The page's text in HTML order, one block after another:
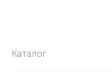
Каталог